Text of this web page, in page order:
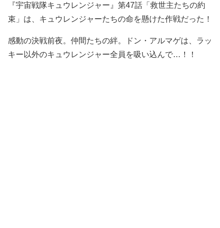
『宇宙戦隊キュウレンジャー』第47話「救世主たちの約
束」は、キュウレンジャーたちの命を懸けた作戦だった！
感動の決戦前夜。仲間たちの絆。ドン・アルマゲは、ラッ
キー以外のキュウレンジャー全員を吸い込んで…！！